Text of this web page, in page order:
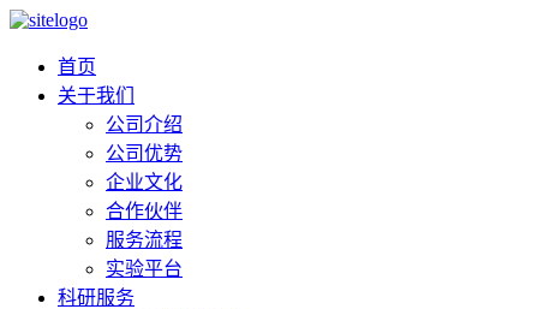
首页
关于我们
公司介绍
公司优势
企业文化
合作伙伴
服务流程
实验平台
科研服务